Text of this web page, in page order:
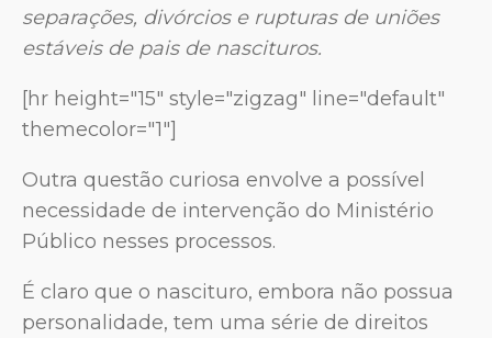
separações, divórcios e rupturas de uniões
estáveis de pais de nascituros.
[hr height="15" style="zigzag" line="default"
themecolor="1"]
Outra questão curiosa envolve a possível
necessidade de intervenção do Ministério
Público nesses processos.
É claro que o nascituro, embora não possua
personalidade, tem uma série de direitos